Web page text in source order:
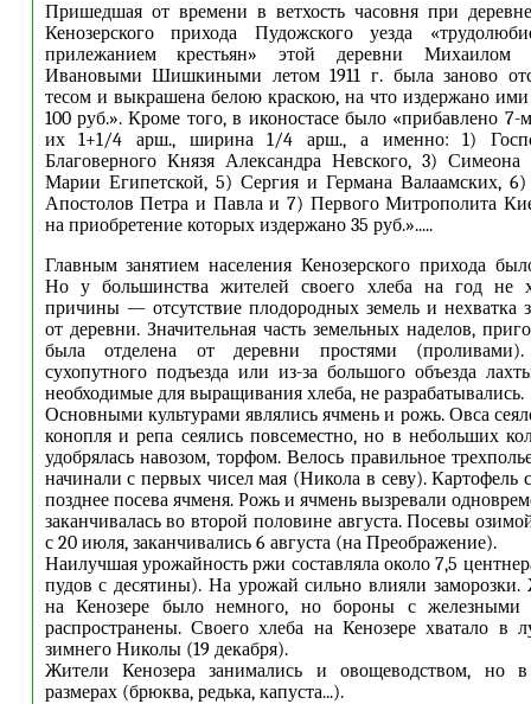
Пришедшая от времени в ветхость часовня при
Кенозерского прихода Пудожского уезда
прилежанием крестьян» этой деревни Михаилом
Ивановыми Шишкиными летом 1911 г. была заново
тесом и выкрашена белою краскою, на что издержано ими
100 руб.». Кроме того, в иконостасе было «прибавлено 7-
их 1+1/4 арш., ширина 1/4 арш., а именно: 1)
Благоверного Князя Александра Невского, 3)
Марии Египетской, 5) Сергия и Германа Валаамских, 6)
Апостолов Петра и Павла и 7) Первого Митрополита
на приобретение которых издержано 35 руб.».....
Главным занятием населения Кенозерского прихода
Но у большинства жителей своего хлеба на год не
причины — отсутствие плодородных земель и нехватка
от деревни. Значительная часть земельных наделов,
была отделена от деревни простями
сухопутного подъезда или из-за большого объезда
необходимые для выращивания хлеба, не разрабатывались.
Основными культурами являлись ячмень и рожь. Овса
конопля и репа сеялись повсеместно, но в небольших
удобрялась навозом, торфом. Велось правильное
начинали с первых чисел мая (Никола в севу). Картофель
позднее посева ячменя. Рожь и ячмень вызревали
заканчивалась во второй половине августа. Посевы
с 20 июля, заканчивались 6 августа (на Преображение).
Наилучшая урожайность ржи составляла около 7,5
пудов с десятины). На урожай сильно влияли заморозки.
на Кенозере было немного, но бороны с железными
распространены. Своего хлеба на Кенозере хватало в
зимнего Николы (19 декабря).
Жители Кенозера занимались и овощеводством, но в
размерах (брюква, редька, капуста...).